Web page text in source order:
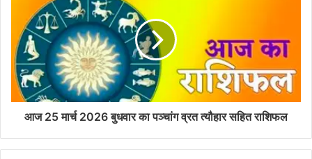
आज 25 मार्च 2026 बुधवार का पञ्चांग व्रत त्यौहार सहित राशिफल